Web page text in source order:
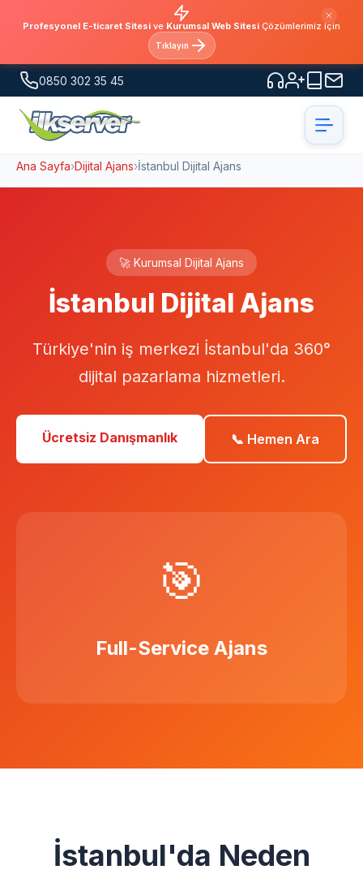
Profesyonel E-ticaret Sitesi ve Kurumsal Web Sitesi Çözümlerimiz için
Tıklayın
0850 302 35 45
Ana Sayfa›Dijital Ajans›İstanbul Dijital Ajans
🚀 Kurumsal Dijital Ajans
İstanbul Dijital Ajans
Türkiye'nin iş merkezi İstanbul'da 360°
dijital pazarlama hizmetleri.
Ücretsiz Danışmanlık 📞 Hemen Ara
🎯
Full-Service Ajans
İstanbul'da Neden